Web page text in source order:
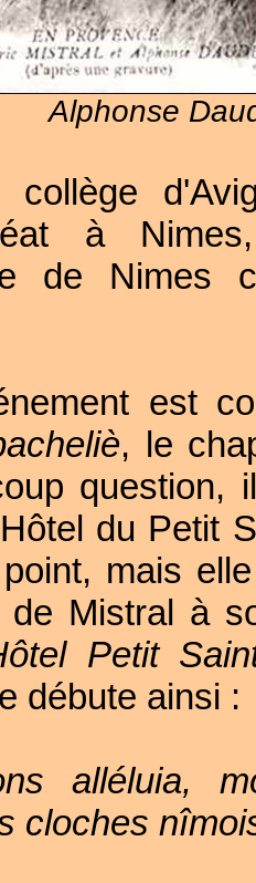
Alphonse
collège
à
de Nimes
est
, le
question,
du Petit
mais
de Mistral à
Petit
débute ainsi :
alléluia,
cloches